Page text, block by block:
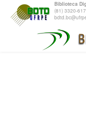
Biblioteca
(81) 3320-